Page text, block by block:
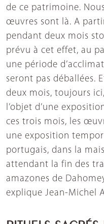
de ce patrimoine.
œuvres sont là. A
pendant deux mois
prévu à cet effet, au
une période
seront pas déballées.
deux mois, toujours
l’objet d’une
ces trois mois, les
une exposition
portugais, dans la
attendant la fin des
amazones de
explique Jean-Michel